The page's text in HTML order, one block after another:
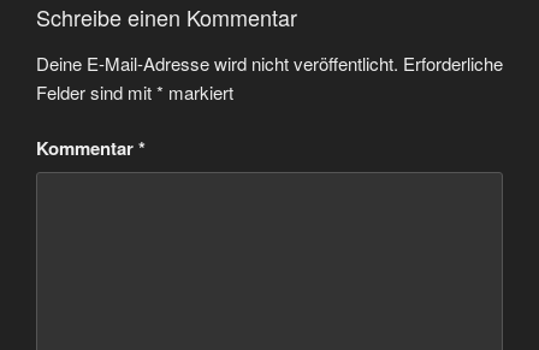
Schreibe einen Kommentar
Deine E-Mail-Adresse wird nicht veröffentlicht. Erforderliche
Felder sind mit* markiert
Kommentar*